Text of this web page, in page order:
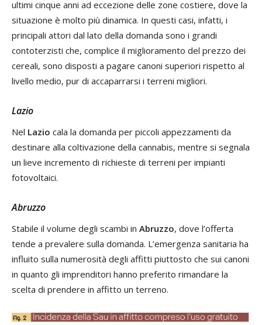
ultimi cinque anni ad eccezione delle zone costiere, dove la
situazione è molto più dinamica. In questi casi, infatti, i
principali attori dal lato della domanda sono i grandi
contoterzisti che, complice il miglioramento del prezzo dei
cereali, sono disposti a pagare canoni superiori rispetto al
livello medio, pur di accaparrarsi i terreni migliori.
Lazio
Nel Lazio cala la domanda per piccoli appezzamenti da
destinare alla coltivazione della cannabis, mentre si segnala
un lieve incremento di richieste di terreni per impianti
fotovoltaici.
Abruzzo
Stabile il volume degli scambi in Abruzzo, dove l’offerta
tende a prevalere sulla domanda. L’emergenza sanitaria ha
influito sulla numerosità degli affitti piuttosto che sui canoni
in quanto gli imprenditori hanno preferito rimandare la
scelta di prendere in affitto un terreno.